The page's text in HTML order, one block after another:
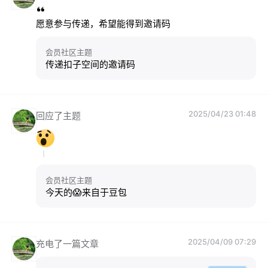
愿意参与传递，希望能得到邀请码
会员社区主题
传递扣子空间的邀请码
回应了主题 2025/04/23 01:48
会员社区主题
今天的😱来自于豆包
充电了一篇文章 2025/04/09 07:29